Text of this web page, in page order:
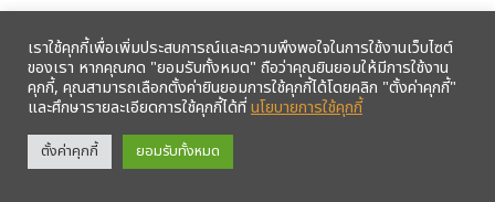
รับข้อมูลข่าวสารจากสหกรณ์ฯ ผ่าน LINE ก่อนใคร คลิก!
เราใช้คุกกี้เพื่อเพิ่มประสบการณ์และความพึงพอใจในการใช้งานเว็บไซต์
ของเรา หากคุณกด "ยอมรับทั้งหมด" ถือว่าคุณยินยอมให้มีการใช้งาน
คุกกี้, คุณสามารถเลือกตั้งค่ายินยอมการใช้คุกกี้ได้โดยคลิก "ตั้งค่าคุกกี้"
และศึกษารายละเอียดการใช้คุกกี้ได้ที่นโยบายการใช้คุกกี้
ตั้งค่าคุกกี้ ยอมรับทั้งหมด